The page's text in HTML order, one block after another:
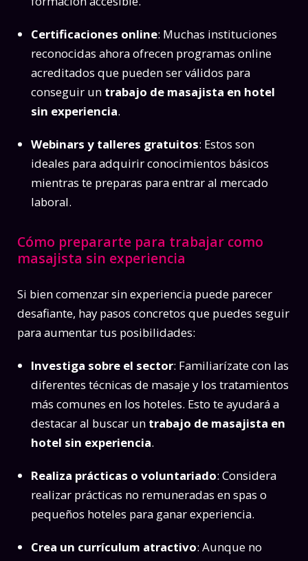
Certificaciones online: Muchas instituciones
reconocidas ahora ofrecen programas online
acreditados que pueden ser válidos para
conseguir un trabajo de masajista en hotel
sin experiencia.
Webinars y talleres gratuitos: Estos son
ideales para adquirir conocimientos básicos
mientras te preparas para entrar al mercado
laboral.
Cómo prepararte para trabajar como
masajista sin experiencia
Si bien comenzar sin experiencia puede parecer
desafiante, hay pasos concretos que puedes seguir
para aumentar tus posibilidades:
Investiga sobre el sector: Familiarízate con las
diferentes técnicas de masaje y los tratamientos
más comunes en los hoteles. Esto te ayudará a
destacar al buscar un trabajo de masajista en
hotel sin experiencia.
Realiza prácticas o voluntariado: Considera
realizar prácticas no remuneradas en spas o
pequeños hoteles para ganar experiencia.
Crea un currículum atractivo: Aunque no